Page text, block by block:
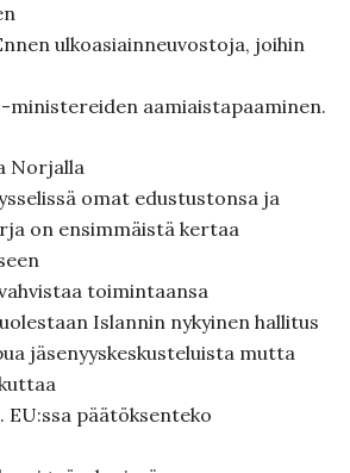
ulkoasiainneuvostoja, joihin
ministereiden aamiaistapaaminen.
Norjalla
omat edustustonsa ja
on ensimmäistä kertaa
toimintaansa
Islannin nykyinen hallitus
jäsenyyskeskusteluista mutta
EU:ssa päätöksenteko